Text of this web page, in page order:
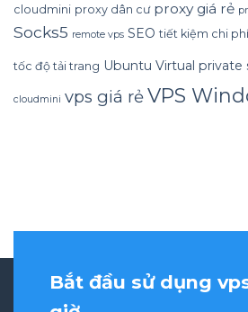
cloudmini proxy dân cư proxy giá rẻ
Socks5 remote vps SEO tiết kiệm chi phí
tốc độ tải trang Ubuntu Virtual private
cloudmini vps giá rẻVPS
Bắt đầu sử dụng